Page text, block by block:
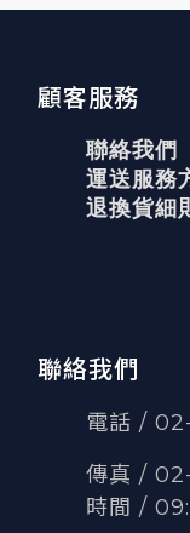
顧客服務
聯絡我們
運送服務
退換貨細
聯絡我們
電話 /
傳真 /
時間 /